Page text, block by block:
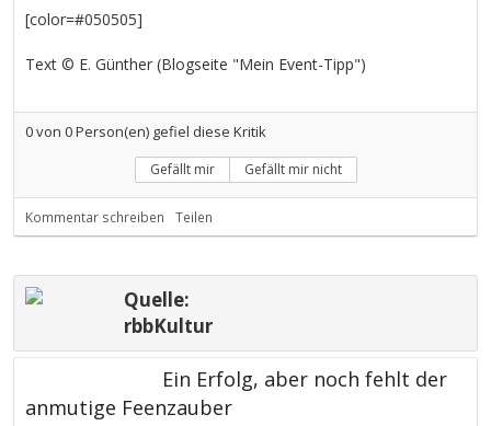
[color=#050505]
Text © E. Günther (Blogseite "Mein Event-Tipp")
0von 0Person(en) gefiel diese Kritik
Gefällt mir Gefällt mir nicht
Kommentar schreiben Teilen
Quelle:
rbbKultur
Ein Erfolg, aber noch fehlt der
anmutige Feenzauber